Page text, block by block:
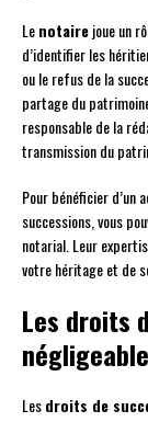
Lenotairejoue un
d’identifier les
ou le refus de la
partage du
responsable de la
transmission du
Pour bénéficier d’un
successions, vous
notarial. Leur
votre héritage et de
Les droits
Lesdroits de